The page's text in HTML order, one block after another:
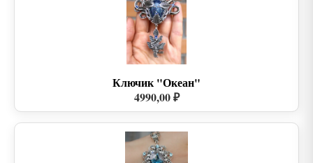
Ключик "Океан"
4990,00 ₽